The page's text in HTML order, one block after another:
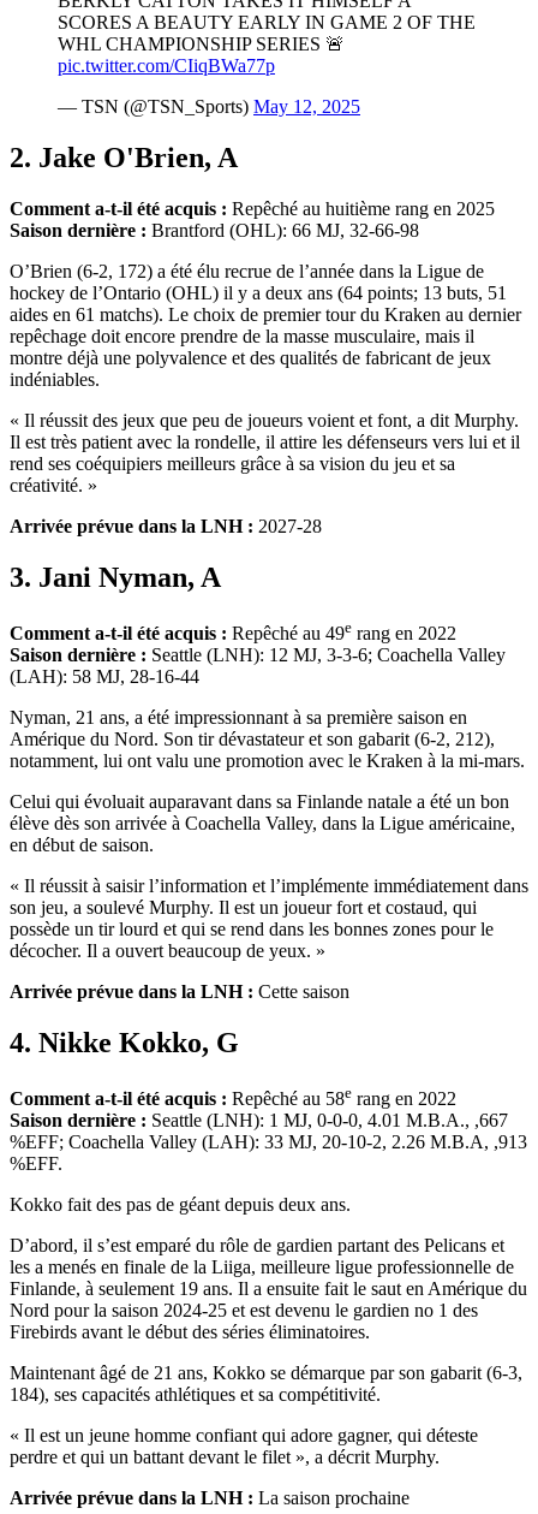
SCORES A BEAUTY EARLY IN GAME 2 OF THE
WHL CHAMPIONSHIP SERIES 🚨
pic.twitter.com/CIiqBWa77p
— TSN (@TSN_Sports) May 12, 2025
2. Jake O'Brien, A
Comment a-t-il été acquis : Repêché au huitième rang en 2025
Saison dernière : Brantford (OHL): 66 MJ, 32-66-98
O’Brien (6-2, 172) a été élu recrue de l’année dans la Ligue de
hockey de l’Ontario (OHL) il y a deux ans (64 points; 13 buts, 51
aides en 61 matchs). Le choix de premier tour du Kraken au dernier
repêchage doit encore prendre de la masse musculaire, mais il
montre déjà une polyvalence et des qualités de fabricant de jeux
indéniables.
« Il réussit des jeux que peu de joueurs voient et font, a dit Murphy.
Il est très patient avec la rondelle, il attire les défenseurs vers lui et il
rend ses coéquipiers meilleurs grâce à sa vision du jeu et sa
créativité. »
Arrivée prévue dans la LNH : 2027-28
3. Jani Nyman, A
Comment a-t-il été acquis : Repêché au 49e rang en 2022
Saison dernière : Seattle (LNH): 12 MJ, 3-3-6; Coachella Valley
(LAH): 58 MJ, 28-16-44
Nyman, 21 ans, a été impressionnant à sa première saison en
Amérique du Nord. Son tir dévastateur et son gabarit (6-2, 212),
notamment, lui ont valu une promotion avec le Kraken à la mi-mars.
Celui qui évoluait auparavant dans sa Finlande natale a été un bon
élève dès son arrivée à Coachella Valley, dans la Ligue américaine,
en début de saison.
« Il réussit à saisir l’information et l’implémente immédiatement dans
son jeu, a soulevé Murphy. Il est un joueur fort et costaud, qui
possède un tir lourd et qui se rend dans les bonnes zones pour le
décocher. Il a ouvert beaucoup de yeux. »
Arrivée prévue dans la LNH : Cette saison
4. Nikke Kokko, G
Comment a-t-il été acquis : Repêché au 58e rang en 2022
Saison dernière : Seattle (LNH): 1 MJ, 0-0-0, 4.01 M.B.A., ,667
%EFF; Coachella Valley (LAH): 33 MJ, 20-10-2, 2.26 M.B.A, ,913
%EFF.
Kokko fait des pas de géant depuis deux ans.
D’abord, il s’est emparé du rôle de gardien partant des Pelicans et
les a menés en finale de la Liiga, meilleure ligue professionnelle de
Finlande, à seulement 19 ans. Il a ensuite fait le saut en Amérique du
Nord pour la saison 2024-25 et est devenu le gardien no 1 des
Firebirds avant le début des séries éliminatoires.
Maintenant âgé de 21 ans, Kokko se démarque par son gabarit (6-3,
184), ses capacités athlétiques et sa compétitivité.
« Il est un jeune homme confiant qui adore gagner, qui déteste
perdre et qui un battant devant le filet », a décrit Murphy.
Arrivée prévue dans la LNH : La saison prochaine